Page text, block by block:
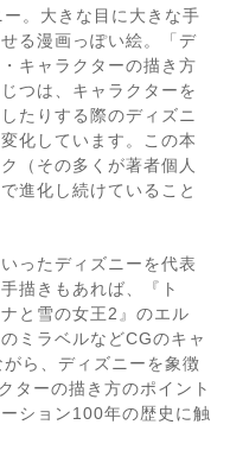
。大きな目に大きな手
る漫画っぽい絵。「デ
キャラクターの描き方
つは、キャラクターを
たりする際のディズニ
化しています。この本
（その多くが著者個人
進化し続けていること
ったディズニーを代表
描きもあれば、『ト
と雪の女王2』のエル
ミラベルなどCGのキャ
ら、ディズニーを象徴
ターの描き方のポイント
ション100年の歴史に触